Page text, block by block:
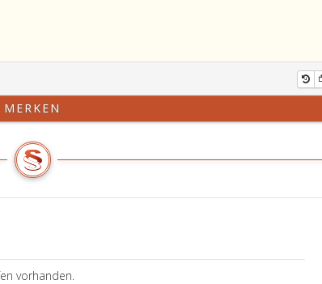
MERKEN
vorhanden.